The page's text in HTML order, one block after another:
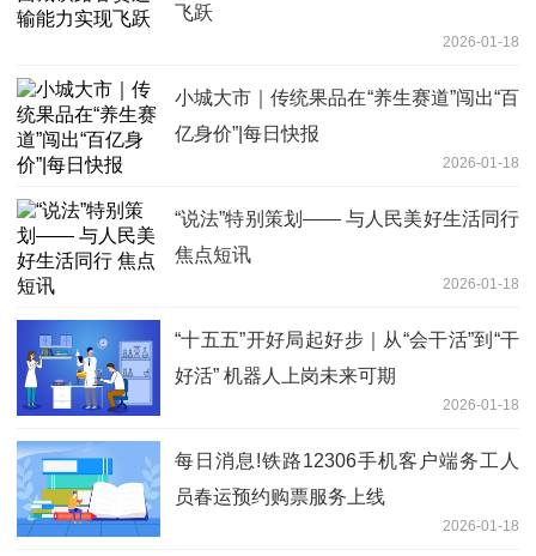
飞跃
2026-01-18
小城大市｜传统果品在“养生赛道”闯出“百
亿身价”|每日快报
2026-01-18
“说法”特别策划—— 与人民美好生活同行
焦点短讯
2026-01-18
“十五五”开好局起好步｜从“会干活”到“干
好活” 机器人上岗未来可期
2026-01-18
每日消息!铁路12306手机客户端务工人
员春运预约购票服务上线
2026-01-18